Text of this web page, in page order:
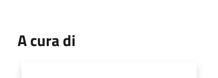
A cura di